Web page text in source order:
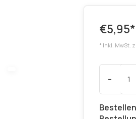
€5,95*
* Inkl. MwSt.
-